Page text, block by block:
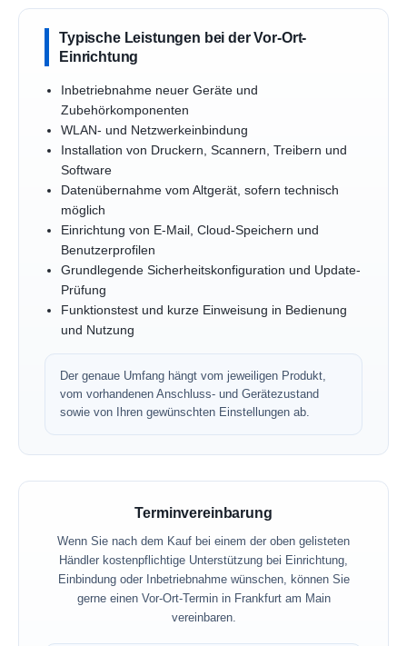
Typische Leistungen bei der Vor-Ort-
Einrichtung
Inbetriebnahme neuer Geräte und
Zubehörkomponenten
WLAN- und Netzwerkeinbindung
Installation von Druckern, Scannern, Treibern und
Software
Datenübernahme vom Altgerät, sofern technisch
möglich
Einrichtung von E-Mail, Cloud-Speichern und
Benutzerprofilen
Grundlegende Sicherheitskonfiguration und Update-
Prüfung
Funktionstest und kurze Einweisung in Bedienung
und Nutzung
Der genaue Umfang hängt vom jeweiligen Produkt,
vom vorhandenen Anschluss- und Gerätezustand
sowie von Ihren gewünschten Einstellungen ab.
Terminvereinbarung
Wenn Sie nach dem Kauf bei einem der oben gelisteten
Händler kostenpflichtige Unterstützung bei Einrichtung,
Einbindung oder Inbetriebnahme wünschen, können Sie
gerne einen Vor-Ort-Termin in Frankfurt am Main
vereinbaren.